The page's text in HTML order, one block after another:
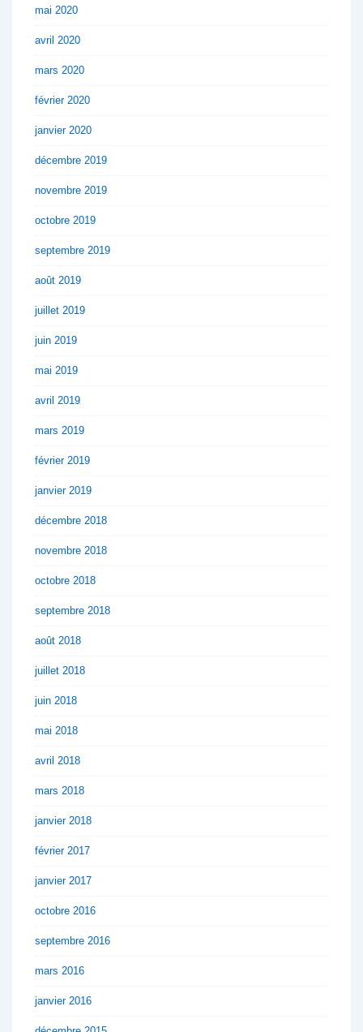
mai 2020
avril 2020
mars 2020
février 2020
janvier 2020
décembre 2019
novembre 2019
octobre 2019
septembre 2019
août 2019
juillet 2019
juin 2019
mai 2019
avril 2019
mars 2019
février 2019
janvier 2019
décembre 2018
novembre 2018
octobre 2018
septembre 2018
août 2018
juillet 2018
juin 2018
mai 2018
avril 2018
mars 2018
janvier 2018
février 2017
janvier 2017
octobre 2016
septembre 2016
mars 2016
janvier 2016